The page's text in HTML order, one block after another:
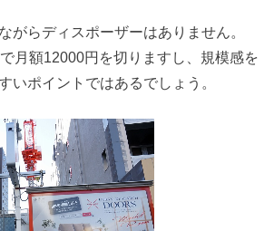
がらディスポーザーはありません。
月額12000円を切りますし、規模感を
いポイントではあるでしょう。